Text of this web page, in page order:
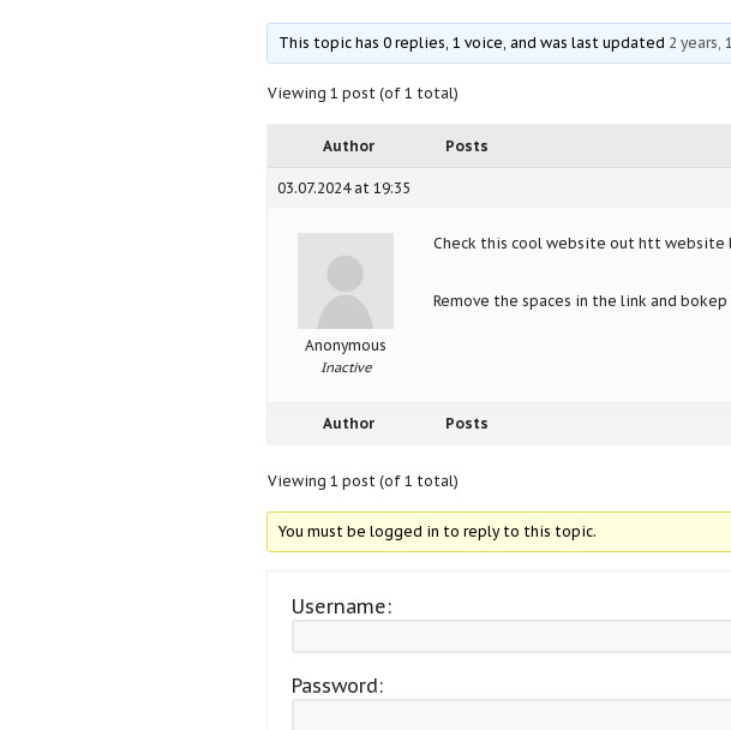
This topic has 0 replies, 1 voice, and was last updated 2 years,
Viewing 1 post (of 1 total)
Author Posts
03.07.2024 at 19:35
Anonymous
Inactive
Check this cool website out htt website
Remove the spaces in the link and
Author Posts
Viewing 1 post (of 1 total)
You must be logged in to reply to this topic.
Username:
Password: